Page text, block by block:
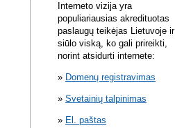
Interneto vizija yra
populiariausias akredituotas
paslaugų teikėjas Lietuvoje ir
siūlo viską, ko gali prireikti,
norint atsidurti internete:
Domenų registravimas
Svetainių talpinimas
El. paštas